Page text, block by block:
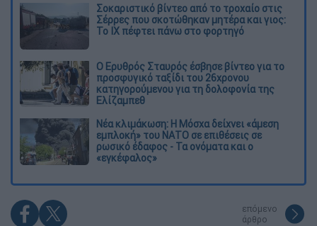
Σοκαριστικό βίντεο από το τροχαίο στις
Σέρρες που σκοτώθηκαν μητέρα και γιος:
Το ΙΧ πέφτει πάνω στο φορτηγό
Ο Ερυθρός Σταυρός έσβησε βίντεο για το
προσφυγικό ταξίδι του 26χρονου
κατηγορούμενου για τη δολοφονία της
Ελίζαμπεθ
Νέα κλιμάκωση: Η Μόσχα δείχνει «άμεση
εμπλοκή» του ΝΑΤΟ σε επιθέσεις σε
ρωσικό έδαφος - Τα ονόματα και ο
«εγκέφαλος»
επόμενο
άρθρο